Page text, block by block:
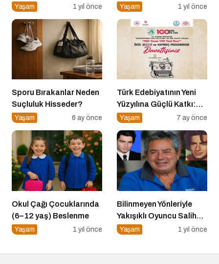
Tehlike
Yaşam 1 yıl önce
Bekleyen Yepyeni Filmler!
Yaşam 1 yıl önce
Sporu Bırakanlar Neden
Suçluluk Hisseder?
Yaşam 6 ay önce
Türk Edebiyatının Yeni
Yüzyılına Güçlü Katkı:
“100 Yazar 100 Yeni
Gecesi
Yaşam 7 ay önce
Okul Çağı Çocuklarında
(6–12 yaş) Beslenme
Yaşam 1 yıl önce
Bilinmeyen Yönleriyle
Yakışıklı Oyuncu Salih
GÜNEY ile Söyleşi
Yaşam 1 yıl önce